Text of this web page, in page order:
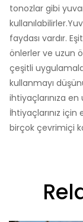
tonozlar gibi
faydası vardır.
önlerler ve uzun
çeşitli
kullanmayı
ihtiyaçlarınıza
İhtiyaçlarınız
birçok çevrimiçi